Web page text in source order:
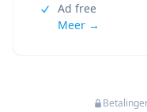
Ad free
Meer →